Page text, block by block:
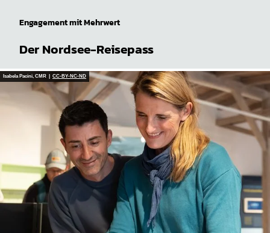
Engagement mit Mehrwert
Der Nordsee-Reisepass
Isabela Pacini, CMR | CC-BY-NC-ND